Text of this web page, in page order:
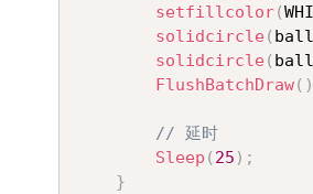
setfillcolor(
solidcircle(
solidcircle(
FlushBatchDraw( )
// 延时
Sleep ( 25 ) ;
}